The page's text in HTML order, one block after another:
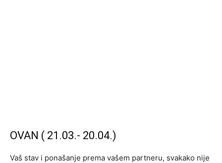
OVAN ( 21.03.- 20.04.)
Vaš stav i ponašanje prema vašem partneru, svakako nije